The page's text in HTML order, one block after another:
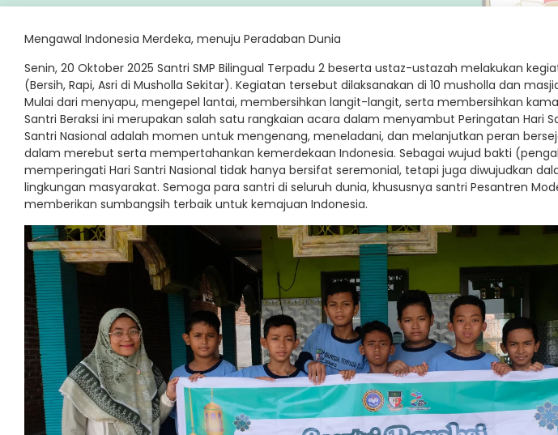
Mengawal Indonesia Merdeka, menuju Peradaban Dunia
Senin, 20 Oktober 2025 Santri SMP Bilingual Terpadu 2 beserta ustaz-ustazah melakukan
(Bersih, Rapi, Asri di Musholla Sekitar). Kegiatan tersebut dilaksanakan di 10 musholla dan
Mulai dari menyapu, mengepel lantai, membersihkan langit-langit, serta membersihkan
Santri Beraksi ini merupakan salah satu rangkaian acara dalam menyambut Peringatan Hari
Santri Nasional adalah momen untuk mengenang, meneladani, dan melanjutkan peran
dalam merebut serta mempertahankan kemerdekaan Indonesia. Sebagai wujud bakti
memperingati Hari Santri Nasional tidak hanya bersifat seremonial, tetapi juga diwujudkan
lingkungan masyarakat. Semoga para santri di seluruh dunia, khususnya santri Pesantren
memberikan sumbangsih terbaik untuk kemajuan Indonesia.